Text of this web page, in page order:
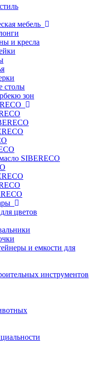
мебель
и кресла
столы
зон
SIBERECO
цветов
и емкости для
инструментов